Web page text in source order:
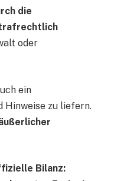
die
oder
ein
Hinweise zu liefern.
Bilanz: